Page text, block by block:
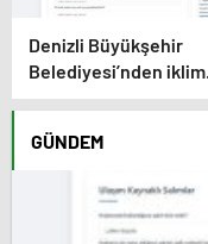
Denizli Büyükşehir
Belediyesi’nden iklim
dostu adım
GÜNDEM